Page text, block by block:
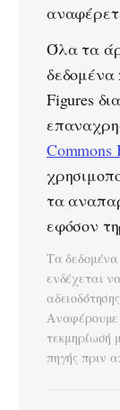
Όλα τα
δεδομένα
Figures
Commons
τα
εφόσον
Τα
ενδέχεται
Αναφέρουμε
τεκμηρίωσή
πηγής πριν